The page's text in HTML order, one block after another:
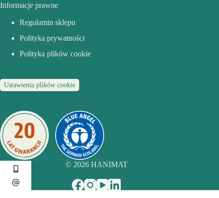
Informacje prawne
Regulamin sklepu
Polityka prywatności
Polityka plików cookie
Ustawienia plików cookie
© 2026 HANIMAT